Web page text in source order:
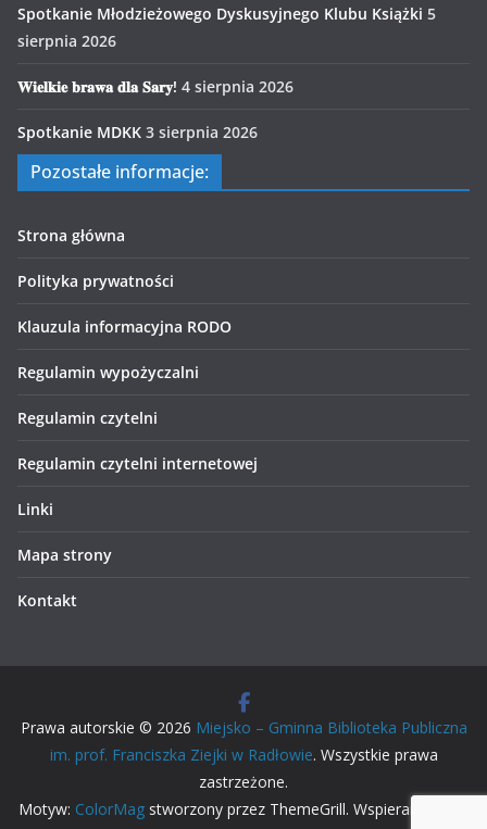
Spotkanie Młodzieżowego Dyskusyjnego Klubu Książki 5
sierpnia 2026
𝐖𝐢𝐞𝐥𝐤𝐢𝐞 𝐛𝐫𝐚𝐰𝐚 𝐝𝐥𝐚 𝐒𝐚𝐫𝐲! 4 sierpnia 2026
Spotkanie MDKK 3 sierpnia 2026
Pozostałe informacje:
Strona główna
Polityka prywatności
Klauzula informacyjna RODO
Regulamin wypożyczalni
Regulamin czytelni
Regulamin czytelni internetowej
Linki
Mapa strony
Kontakt
Prawa autorskie © 2026 Miejsko – Gminna Biblioteka Publiczna
im. prof. Franciszka Ziejki w Radłowie. Wszystkie prawa
zastrzeżone.
Motyw: ColorMagstworzony przez ThemeGrill. Wspierane przez